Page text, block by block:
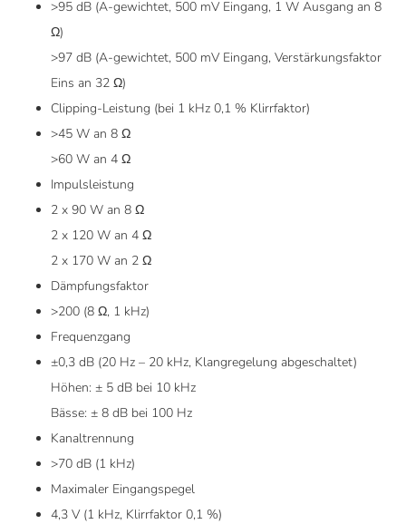
>95 dB (A-gewichtet, 500 mV Eingang, 1 W Ausgang an 8
Ω)
>97 dB (A-gewichtet, 500 mV Eingang, Verstärkungsfaktor
Eins an 32 Ω)
Clipping-Leistung (bei 1 kHz 0,1 % Klirrfaktor)
>45 W an 8 Ω
>60 W an 4 Ω
Impulsleistung
2 x 90 W an 8 Ω
2 x 120 W an 4 Ω
2 x 170 W an 2 Ω
Dämpfungsfaktor
>200 (8 Ω, 1 kHz)
Frequenzgang
±0,3 dB (20 Hz – 20 kHz, Klangregelung abgeschaltet)
Höhen: ± 5 dB bei 10 kHz
Bässe: ± 8 dB bei 100 Hz
Kanaltrennung
>70 dB (1 kHz)
Maximaler Eingangspegel
4,3 V (1 kHz, Klirrfaktor 0,1 %)